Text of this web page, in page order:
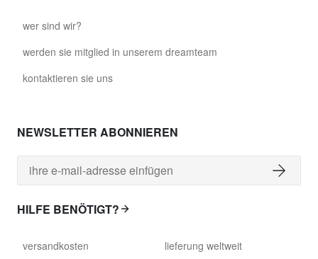
wer sind wir?
werden sie mitglied in unserem dreamteam
kontaktieren sie uns
NEWSLETTER ABONNIEREN
HILFE BENÖTIGT?
versandkosten lieferung weltweit